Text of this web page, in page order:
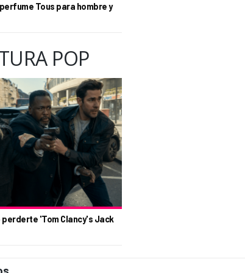
Tous para hombre y
POP
'Tom Clancy's Jack